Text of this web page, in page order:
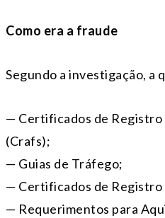
Como era a fraude
Segundo a investigação, a
— Certificados de Registro
(Crafs);
— Guias de Tráfego;
— Certificados de Registro
— Requerimentos para